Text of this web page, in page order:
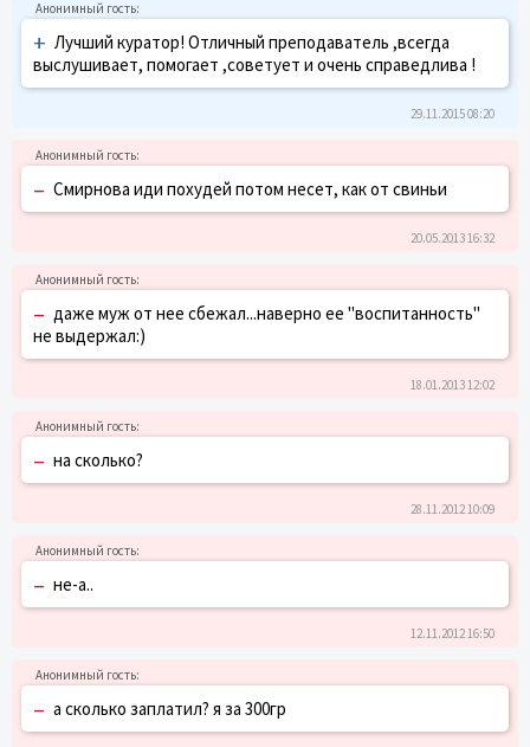
+ Лучший куратор! Отличный преподаватель ,всегда
выслушивает, помогает ,советует и очень справедлива !
29.11.2015 08:20
– Смирнова иди похудей потом несет, как от свиньи
20.05.2013 16:32
– даже муж от нее сбежал...наверно ее "воспитанность"
не выдержал:)
18.01.2013 12:02
– на сколько?
28.11.2012 10:09
– не-а..
12.11.2012 16:50
– а сколько заплатил? я за 300гр